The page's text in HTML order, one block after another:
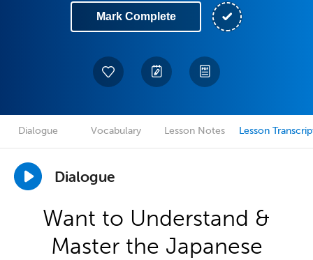
Mark Complete
Dialogue Vocabulary Lesson Notes Lesson
Dialogue
Want to Understand &
Master the Japanese